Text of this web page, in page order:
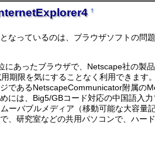
†
なっているのは、ブラウザソフトの
あったブラウザで、Netscape社の製
期限を気にすることなく利用できま
であるNetscapeCommunicator附属
には、Big5/GBコード対応の中国語入
ーバブルメディア（移動可能な大容
、研究室などの共用パソコンで、ハ